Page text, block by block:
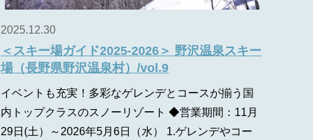
2025.12.30
＜スキー場ガイド2025-2026＞ 野沢温泉スキー
場（長野県野沢温泉村）/vol.9
イベントも充実！多彩なゲレンデとコースが揃う国
内トップクラスのスノーリゾート ◆営業期間：11月
29日(土）～2026年5月6日（水） 1.ゲレンデやコー